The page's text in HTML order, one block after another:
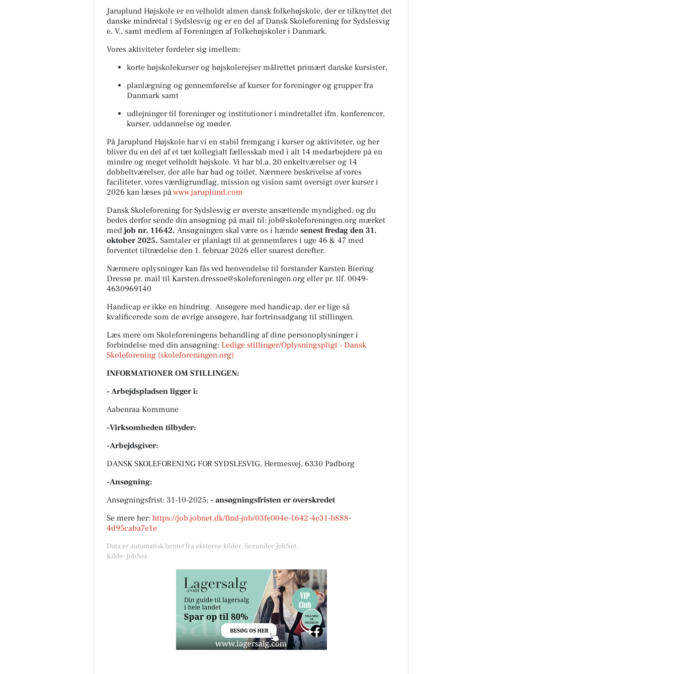
Jaruplund Højskole er en velholdt almen dansk folkehøjskole, der er tilknyttet det
danske mindretal i Sydslesvig og er en del af Dansk Skoleforening for Sydslesvig
e. V., samt medlem af Foreningen af Folkehøjskoler i Danmark.
Vores aktiviteter fordeler sig imellem:
korte højskolekurser og højskolerejser målrettet primært danske kursister,
planlægning og gennemførelse af kurser for foreninger og grupper fra
Danmark samt
udlejninger til foreninger og institutioner i mindretallet ifm. konferencer,
kurser, uddannelse og møder.
På Jaruplund Højskole har vi en stabil fremgang i kurser og aktiviteter, og her
bliver du en del af et tæt kollegialt fællesskab med i alt 14 medarbejdere på en
mindre og meget velholdt højskole. Vi har bl.a. 20 enkeltværelser og 14
dobbeltværelser, der alle har bad og toilet. Nærmere beskrivelse af vores
faciliteter, vores værdigrundlag, mission og vision samt oversigt over kurser i
2026 kan læses påwww.jaruplund.com
Dansk Skoleforening for Sydslesvig er øverste ansættende myndighed, og du
bedes derfor sende din ansøgning på mail til: job@skoleforeningen.org mærket
med job nr. 11642. Ansøgningen skal være os i hænde senest fredag den 31.
oktober 2025. Samtaler er planlagt til at gennemføres i uge 46 & 47 med
forventet tiltrædelse den 1. februar 2026 eller snarest derefter.
Nærmere oplysninger kan fås ved henvendelse til forstander Karsten Biering
Dressø pr. mail til Karsten.dressoe@skoleforeningen.org eller pr. tlf. 0049-
4630969140
Handicap er ikke en hindring. Ansøgere med handicap, der er lige så
kvalificerede som de øvrige ansøgere, har fortrinsadgang til stillingen.
Læs mere om Skoleforeningens behandling af dine personoplysninger i
forbindelse med din ansøgning: Ledige stillinger/Oplysningspligt - Dansk
Skoleforening (skoleforeningen.org)
INFORMATIONER OM STILLINGEN:
- Arbejdspladsen ligger i:
Aabenraa Kommune
-Virksomheden tilbyder:
-Arbejdsgiver:
DANSK SKOLEFORENING FOR SYDSLESVIG, Hermesvej, 6330 Padborg
-Ansøgning:
Ansøgningsfrist: 31-10-2025; - ansøgningsfristen er overskredet
Se mere her: https://job.jobnet.dk/find-job/03fe004e-1642-4e31-b888-
4d95caba7e1e
Data er automatisk hentet fra eksterne kilder, herunder JobNet.
Kilde: JobNet